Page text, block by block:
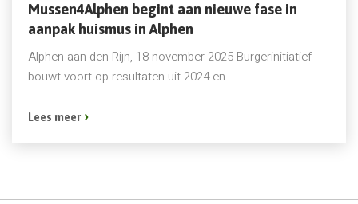
Mussen4Alphen begint aan nieuwe fase in
aanpak huismus in Alphen
Alphen aan den Rijn, 18 november 2025 Burgerinitiatief
bouwt voort op resultaten uit 2024 en.
Lees meer